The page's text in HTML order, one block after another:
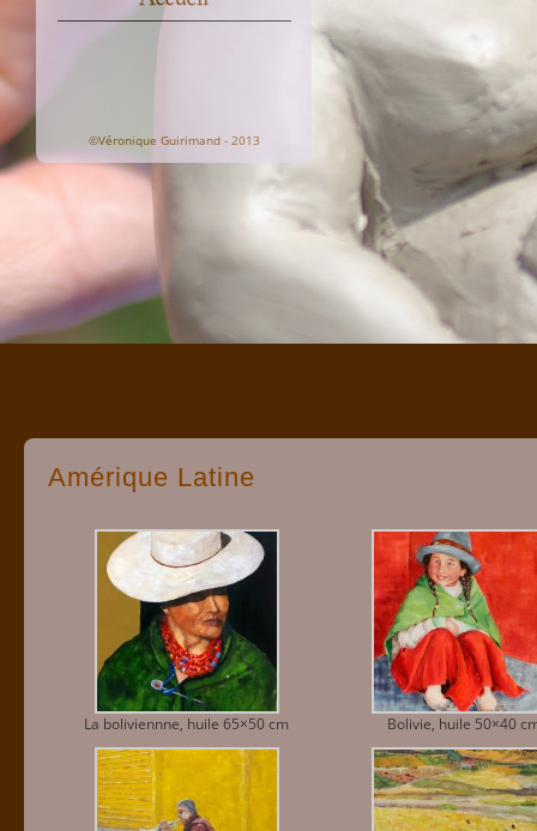
©Véronique Guirimand - 2013
Amérique Latine
La boliviennne, huile 65×50 cm Bolivie, huile 50×40